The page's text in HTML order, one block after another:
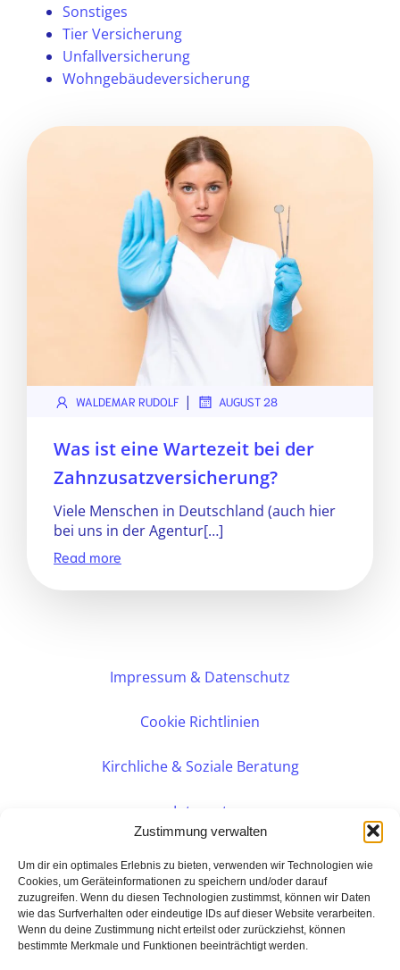
Zustimmung verwalten
Um dir ein optimales Erlebnis zu bieten, verwenden wir Technologien wie
Cookies, um Geräteinformationen zu speichern und/oder darauf
zuzugreifen. Wenn du diesen Technologien zustimmst, können wir Daten
wie das Surfverhalten oder eindeutige IDs auf dieser Website verarbeiten.
Wenn du deine Zustimmung nicht erteilst oder zurückziehst, können
bestimmte Merkmale und Funktionen beeinträchtigt werden.
Sonstiges
Tier Versicherung
Unfallversicherung
Wohngebäudeversicherung
WALDEMAR RUDOLF | AUGUST 28
Was ist eine Wartezeit bei der
Zahnzusatzversicherung?
Viele Menschen in Deutschland (auch hier
bei uns in der Agentur[…]
Read more
Impressum & Datenschutz
Cookie Richtlinien
Kirchliche & Soziale Beratung
Intranet
PERSÖNLICHE BERATUNG